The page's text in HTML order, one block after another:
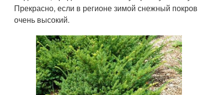
Прекрасно, если в регионе зимой снежный покров
очень высокий.